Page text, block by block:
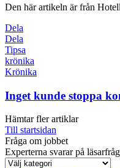
Den här artikeln är från
Dela
Dela
Tipsa
krönika
Krönika
Inget kunde stoppa
Hämtar fler artiklar
Till startsidan
Fråga om jobbet
Experterna svarar på